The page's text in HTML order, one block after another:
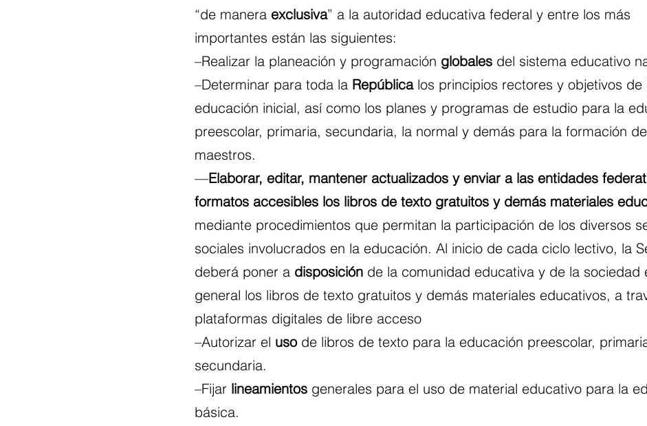
“de manera exclusiva” a la autoridad educativa federal y entre los más
importantes están las siguientes:
–Realizar la planeación y programación globales del sistema educativo
–Determinar para toda la República los principios rectores y objetivos de
educación inicial, así como los planes y programas de estudio para la
preescolar, primaria, secundaria, la normal y demás para la formación de
maestros.
—Elaborar, editar, mantener actualizados y enviar a las entidades
formatos accesibles los libros de texto gratuitos y demás materiales
mediante procedimientos que permitan la participación de los diversos
sociales involucrados en la educación. Al inicio de cada ciclo lectivo, la
deberá poner a disposición de la comunidad educativa y de la sociedad
general los libros de texto gratuitos y demás materiales educativos, a
plataformas digitales de libre acceso
–Autorizar el uso de libros de texto para la educación preescolar,
secundaria.
–Fijar lineamientos generales para el uso de material educativo para la
básica.